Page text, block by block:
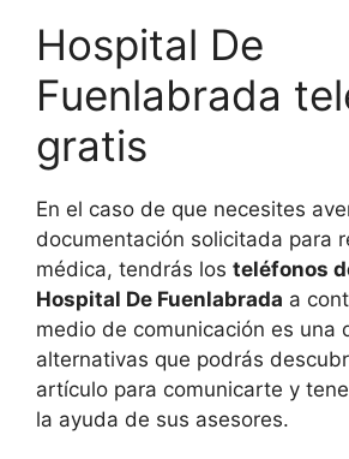
Hospital De
Fuenlabrada
gratis
En el caso de que necesites
documentación solicitada para
médica, tendrás los teléfonos
Hospital De Fuenlabrada a
medio de comunicación es una
alternativas que podrás
artículo para comunicarte y
la ayuda de sus asesores.